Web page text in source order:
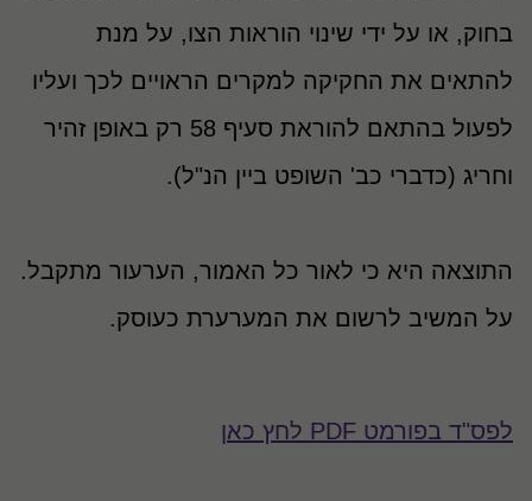
בחוק, או על ידי שינוי הוראות הצו, על מנת
להתאים את החקיקה למקרים הראויים לכך ועליו
לפעול בהתאם להוראת סעיף 58 רק באופן זהיר
וחריג (כדברי כב' השופט ביין הנ"ל).
התוצאה היא כי לאור כל האמור, הערעור מתקבל.
על המשיב לרשום את המערערת כעוסק.
לפס"ד בפורמט PDF לחץ כאן